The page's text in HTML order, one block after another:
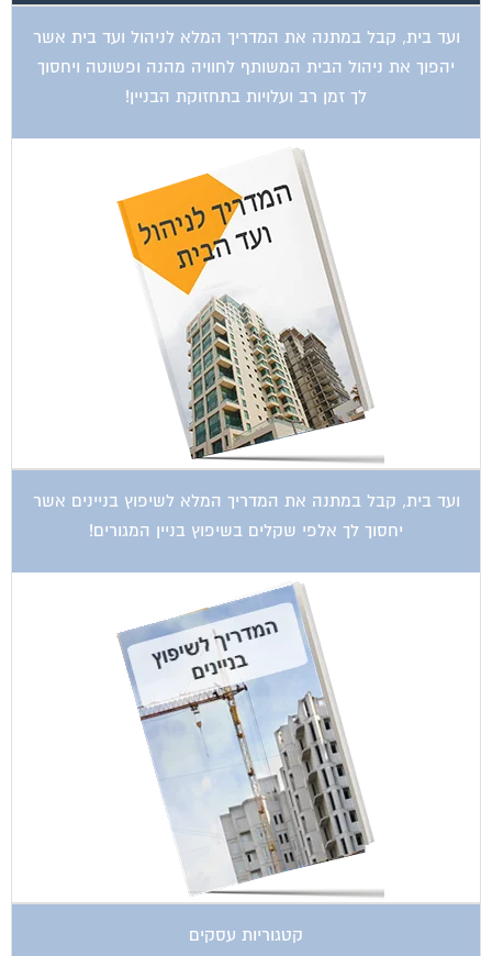
ועד בית, קבל במתנה את המדריך המלא לניהול ועד בית אשר
יהפוך את ניהול הבית המשותף לחוויה מהנה ופשוטה ויחסוך
לך זמן רב ועלויות בתחזוקת הבניין!
ועד בית, קבל במתנה את המדריך המלא לשיפוץ בניינים אשר
יחסוך לך אלפי שקלים בשיפוץ בניין המגורים!
קטגוריות עסקים